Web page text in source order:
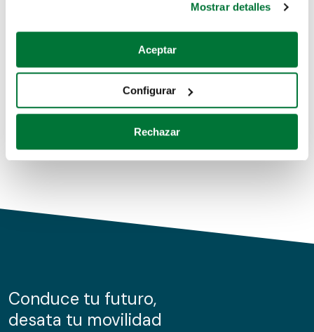
Si lo permite, también quisiéramos:
Recopilar información sobre su ubicación geográfica
Identificar su dispositivo analizándolo activamente
para buscar características específicas (huellas
Obtenga más información sobre cómo se procesan sus
de cookies.
información sobre el uso que haga del sitio web con
nuestros partners de redes sociales, publicidad y análisis
Mostrar detalles
Aceptar
Configurar
Rechazar
Coches de segunda mano
Coches de km0
Conduce tu futuro,
desata tu movilidad